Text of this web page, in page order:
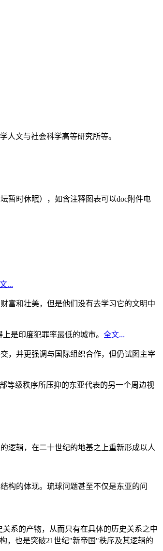
人文与社会科学高等研究所等。
暂时休眠），如含注释图表可以doc附件电
...
富和壮美，但是他们没有去学习它的文明中
是印度犯罪率最低的城市。 全文...
，并更强调与国际组织合作，但仍试图主宰
等级秩序所压抑的东亚代表的另一个周边视
逻辑，在二十世纪的地基之上重新形成以人
构的体现。琉球问题甚至不仅是东亚的问
系的产物，从而只有在具体的历史关系之中
，也是突破21世纪"新帝国"秩序及其逻辑的